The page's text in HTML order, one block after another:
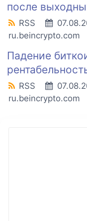
после
RSS
ru.beincrypto.com
Падение
RSS
ru.beincrypto.com